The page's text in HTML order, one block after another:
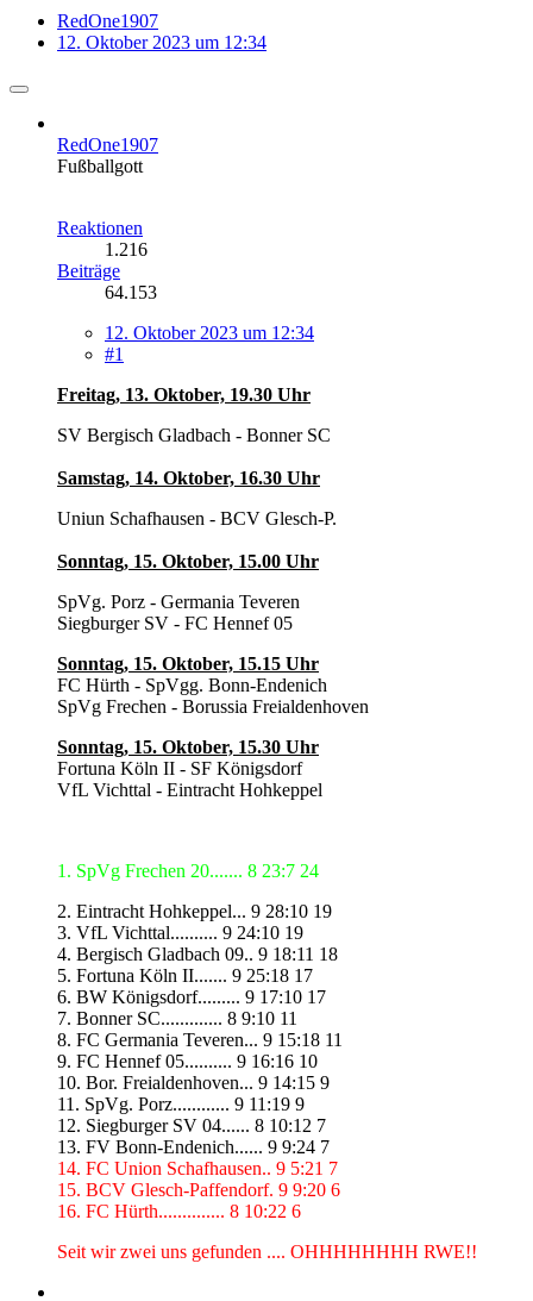
RedOne1907
12. Oktober 2023 um 12:34
RedOne1907
Fußballgott
Reaktionen
1.216
Beiträge
64.153
12. Oktober 2023 um 12:34
#1
Freitag, 13. Oktober, 19.30 Uhr
SV Bergisch Gladbach - Bonner SC
Samstag, 14. Oktober, 16.30 Uhr
Uniun Schafhausen - BCV Glesch-P.
Sonntag, 15. Oktober, 15.00 Uhr
SpVg. Porz - Germania Teveren
Siegburger SV - FC Hennef 05
Sonntag, 15. Oktober, 15.15 Uhr
FC Hürth - SpVgg. Bonn-Endenich
SpVg Frechen - Borussia Freialdenhoven
Sonntag, 15. Oktober, 15.30 Uhr
Fortuna Köln II - SF Königsdorf
VfL Vichttal - Eintracht Hohkeppel
1. SpVg Frechen 20....... 8 23:7 24
2. Eintracht Hohkeppel... 9 28:10 19
3. VfL Vichttal.......... 9 24:10 19
4. Bergisch Gladbach 09.. 9 18:11 18
5. Fortuna Köln II....... 9 25:18 17
6. BW Königsdorf......... 9 17:10 17
7. Bonner SC............. 8 9:10 11
8. FC Germania Teveren... 9 15:18 11
9. FC Hennef 05.......... 9 16:16 10
10. Bor. Freialdenhoven... 9 14:15 9
11. SpVg. Porz............ 9 11:19 9
12. Siegburger SV 04...... 8 10:12 7
13. FV Bonn-Endenich...... 9 9:24 7
14. FC Union Schafhausen.. 9 5:21 7
15. BCV Glesch-Paffendorf. 9 9:20 6
16. FC Hürth.............. 8 10:22 6
Seit wir zwei uns gefunden .... OHHHHHHHH RWE!!